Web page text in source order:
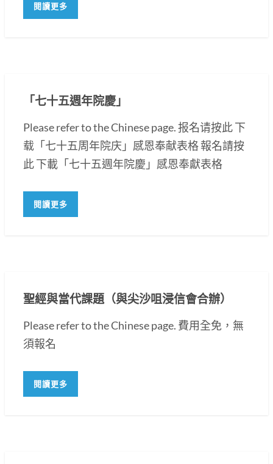
閱讀更多
「七十五週年院慶」
Please refer to the Chinese page. 报名请按此 下
载「七十五周年院庆」感恩奉献表格 報名請按
此 下載「七十五週年院慶」感恩奉獻表格
閱讀更多
聖經與當代課題（與尖沙咀浸信會合辦）
Please refer to the Chinese page. 費用全免，無
須報名
閱讀更多